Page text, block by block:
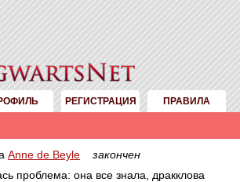
РЕГИСТРАЦИЯ ПРАВИЛА
Anne de Beyle
закончен
проблема: она все знала, дракклова